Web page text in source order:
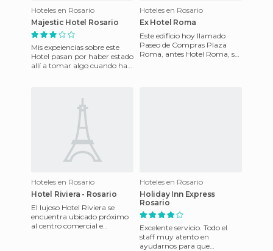
Hoteles en Rosario
Majestic Hotel Rosario
Mis expeiencias sobre este
Hotel pasan por haber estado
allí a tomar algo cuando han
Hoteles en Rosario
Ex Hotel Roma
Este edificio hoy llamado
Paseo de Compras Plaza
Roma, antes Hotel Roma, se
Hoteles en Rosario
Hotel Riviera - Rosario
El lujoso Hotel Riviera se
encuentra ubicado próximo
al centro comercial e
Hoteles en Rosario
Holiday Inn Express
Rosario
Excelente servicio. Todo el
staff muy atento en
ayudarnos para que